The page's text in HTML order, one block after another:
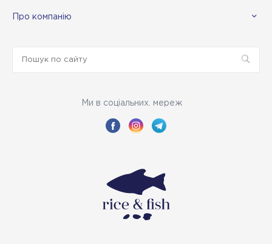
Про компанію
Ми в соціальних. мереж